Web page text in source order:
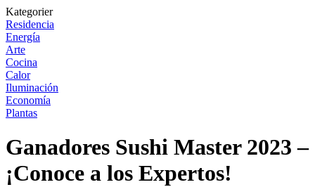
Kategorier
Residencia
Energía
Arte
Cocina
Calor
Iluminación
Economía
Plantas
Ganadores Sushi Master 2023 –
¡Conoce a los Expertos!